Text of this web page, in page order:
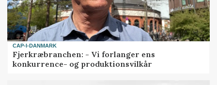
CAP-I-DANMARK
Fjerkræbranchen: - Vi forlanger ens
konkurrence- og produktionsvilkår